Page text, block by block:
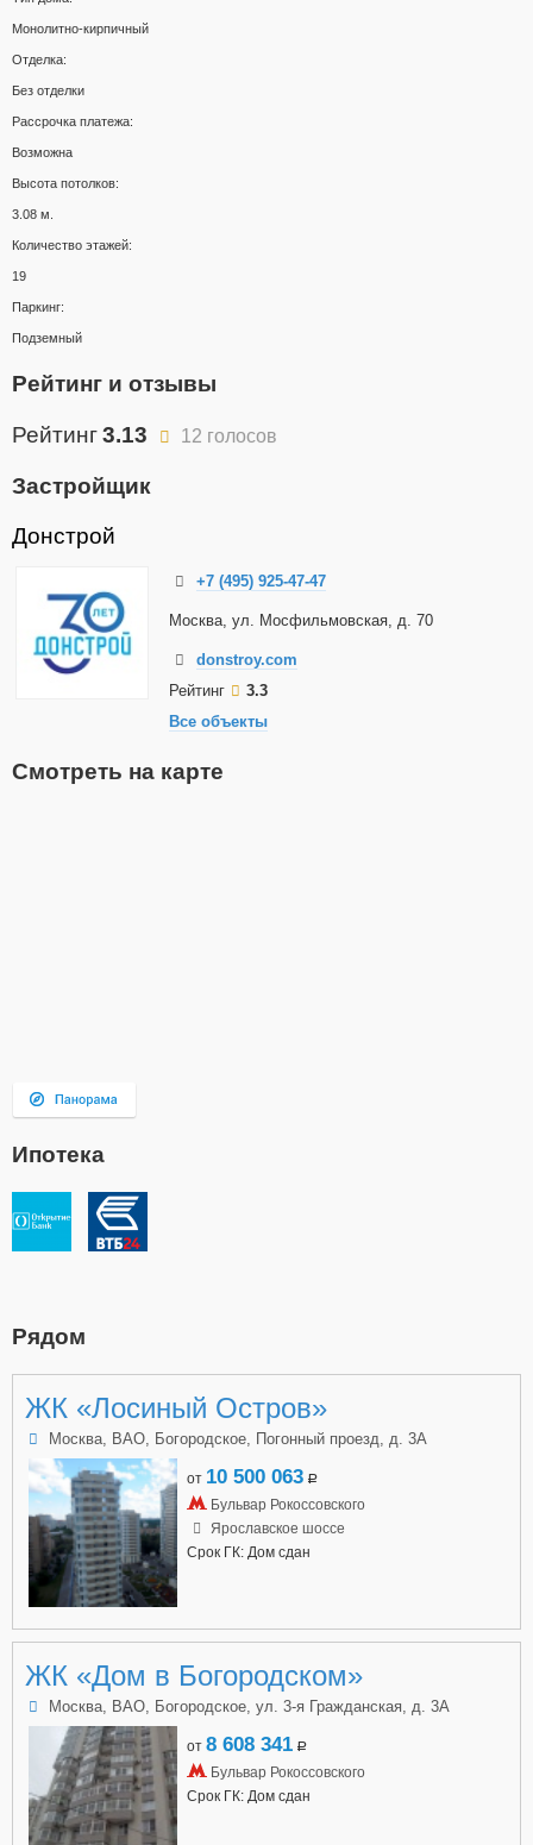
Монолитно-кирпичный
Отделка:
Без отделки
Рассрочка платежа:
Возможна
Высота потолков:
3.08 м.
Количество этажей:
19
Паркинг:
Подземный
Рейтинг и отзывы
Рейтинг3.13 12 голосов
Застройщик
Донстрой
+7 (495) 925-47-47
Москва, ул. Мосфильмовская, д. 70
donstroy.com
Рейтинг
3.3
Все объекты
Смотреть на карте
Ипотека
Рядом
ЖК «Лосиный Остров»
Москва, ВАО, Богородское, Погонный проезд, д. 3А
от 10 500 063 a
Бульвар Рокоссовского
Ярославское шоссе
Срок ГК: Дом сдан
ЖК «Дом в Богородском»
Москва, ВАО, Богородское, ул. 3-я Гражданская, д. 3А
от 8 608 341 a
Бульвар Рокоссовского
Срок ГК: Дом сдан